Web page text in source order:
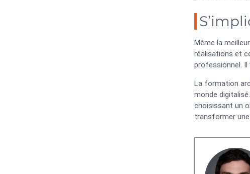
Même la
réalisations et
professionnel. Il
La formation
monde
choisissant un
transformer